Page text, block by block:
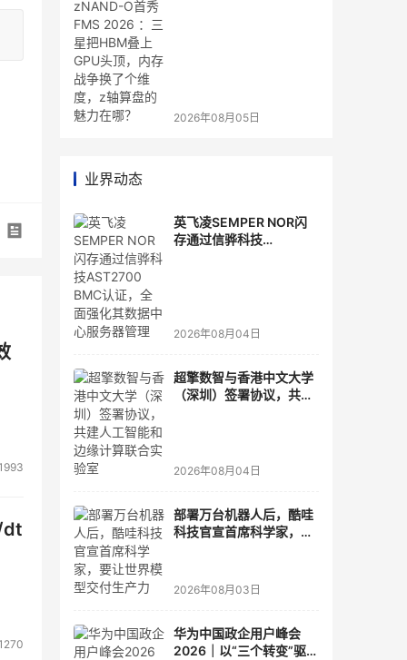
dt
2026年08月05日
业界动态
英飞凌SEMPER NOR闪
存通过信骅科技
2026年08月04日
超擎数智与香港中文大学
（深圳）签署协议，共建
2026年08月04日
部署万台机器人后，酷哇
科技官宣首席科学家，要
2026年08月03日
华为中国政企用户峰会
2026｜以“三个转变”驱动